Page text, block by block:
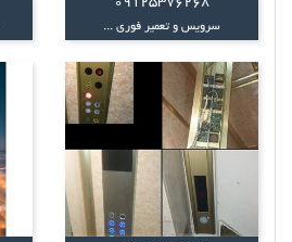
سرویس و تعمیر فوری ...